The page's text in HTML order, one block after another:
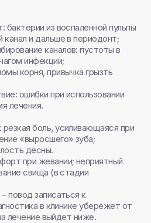
бактерии из воспаленной пульпы
канал и дальше в периодонт;
каналов: пустоты в
инфекции;
корня, привычка грызть
ошибки при использовании
лечения.
боль, усиливающаяся при
«выросшего» зуба;
десны.
при жевании; неприятный
свища (в стадии
записаться к
в клинике убережет от
лечение выйдет ниже.